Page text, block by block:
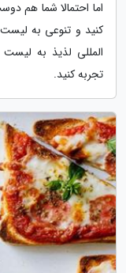
اما احتمالا شما هم
کنید و تنوعی به
المللی لذیذ به
تجربه کنید.